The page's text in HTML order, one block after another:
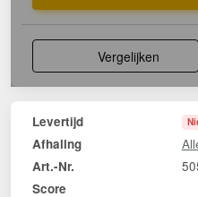
Vergelijken
Levertijd
Afhaling
Art.-Nr.
Score